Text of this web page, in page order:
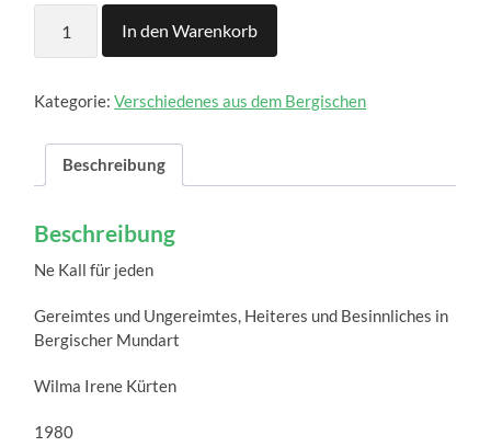
für
Menge
In den Warenkorb
Kategorie:Verschiedenes aus dem Bergischen
Beschreibung
Beschreibung
Ne Kall für jeden
Gereimtes und Ungereimtes, Heiteres und Besinnliches in
Bergischer Mundart
Wilma Irene Kürten
1980